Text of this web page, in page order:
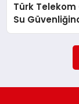
Türk Telekom
Su